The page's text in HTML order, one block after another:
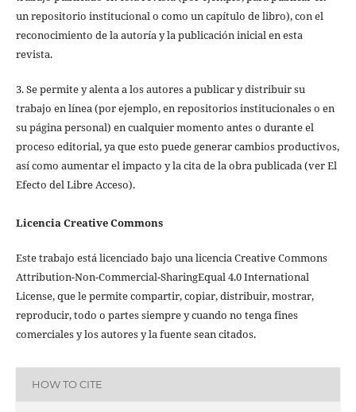
un repositorio institucional o como un capítulo de libro), con el
reconocimiento de la autoría y la publicación inicial en esta
revista.
3. Se permite y alenta a los autores a publicar y distribuir su
trabajo en línea (por ejemplo, en repositorios institucionales o en
su página personal) en cualquier momento antes o durante el
proceso editorial, ya que esto puede generar cambios productivos,
así como aumentar el impacto y la cita de la obra publicada (ver El
Efecto del Libre Acceso).
Licencia Creative Commons
Este trabajo está licenciado bajo una licencia Creative Commons
Attribution-Non-Commercial-SharingEqual 4.0 International
License, que le permite compartir, copiar, distribuir, mostrar,
reproducir, todo o partes siempre y cuando no tenga fines
comerciales y los autores y la fuente sean citados.
HOW TO CITE